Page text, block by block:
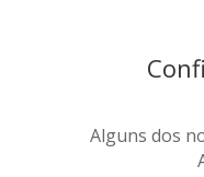
Alguns dos